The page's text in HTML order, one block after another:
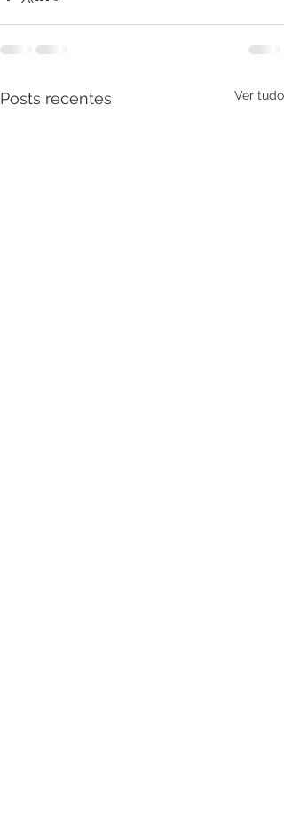
Posts recentes Ver tudo